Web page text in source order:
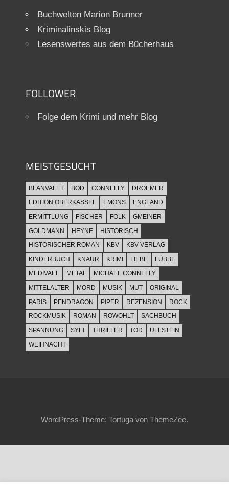
Buchwelten Marion Brunner
Kriminalinskis Blog
Lesenswertes aus dem Bücherhaus
FOLLOWER
Folge dem Krimi und mehr Blog
MEISTGESUCHT
BLANVALET BOD CONNELLY
DROEMER
EDITION OBERKASSEL
EMONS
ENGLAND
ERMITTLUNG
FISCHER FOLK
GMEINER
GOLDMANN
HEYNE
HISTORISCH
HISTORISCHER ROMAN
KBV
KBV VERLAG
KINDERBUCH
KNAUR KRIMI LIEBE
LÜBBE
MEDIVAEL
METAL
MICHAEL CONNELLY
MITTELALTER
MORD MUSIK MUT
ORIGINAL
PARIS
PENDRAGON PIPER REZENSION
ROCK
ROCKMUSIK
ROMAN ROWOHLT
SACHBUCH
SPANNUNG
SYLT THRILLER TOD
ULLSTEIN
WEIHNACHT
WordPress-Theme: Tortuga von ThemeZee.